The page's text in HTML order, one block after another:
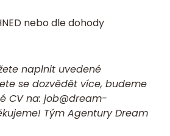
nebo dle dohody
naplnit uvedené
se dozvědět více, budeme
CVna: job@dream-
Tým Agentury Dream